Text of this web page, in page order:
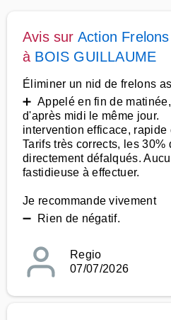
Avis sur Action
à BOIS GUILLAUME
Éliminer un nid de frelons
➕ Appelé en fin de
d'après midi le même jour.
intervention efficace, rapide
Tarifs très corrects, les 30%
directement défalqués.
fastidieuse à effectuer.
Je recommande vivement
➖ Rien de négatif.
Regio
07/07/2026